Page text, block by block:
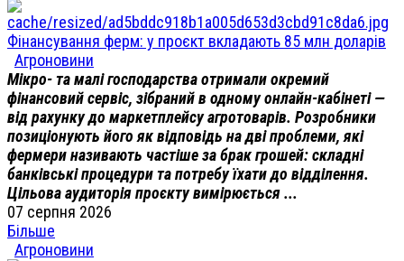
Фінансування ферм: у проєкт вкладають 85 млн доларів
Агроновини
Мікро- та малі господарства отримали окремий
фінансовий сервіс, зібраний в одному онлайн-кабінеті —
від рахунку до маркетплейсу агротоварів. Розробники
позиціонують його як відповідь на дві проблеми, які
фермери називають частіше за брак грошей: складні
банківські процедури та потребу їхати до відділення.
Цільова аудиторія проєкту вимірюється ...
07 серпня 2026
Більше
Агроновини